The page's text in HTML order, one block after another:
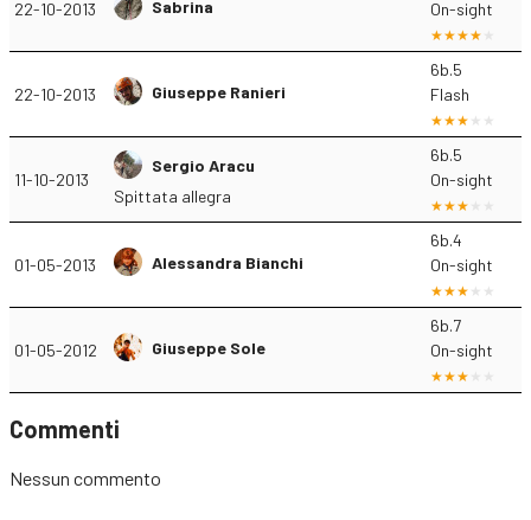
22-10-2013 Sabrina
On-sight
22-10-2013 Giuseppe Ranieri
6b.5
Flash
11-10-2013
Sergio Aracu
Spittata allegra
6b.5
On-sight
01-05-2013 Alessandra Bianchi
6b.4
On-sight
01-05-2012 Giuseppe Sole
6b.7
On-sight
Commenti
Nessun commento